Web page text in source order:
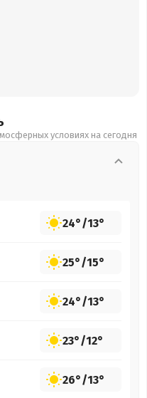
условиях на сегодня
24°/13°
25°/15°
24°/13°
23°/12°
26°/13°